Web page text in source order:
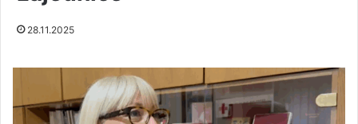
28.11.2025